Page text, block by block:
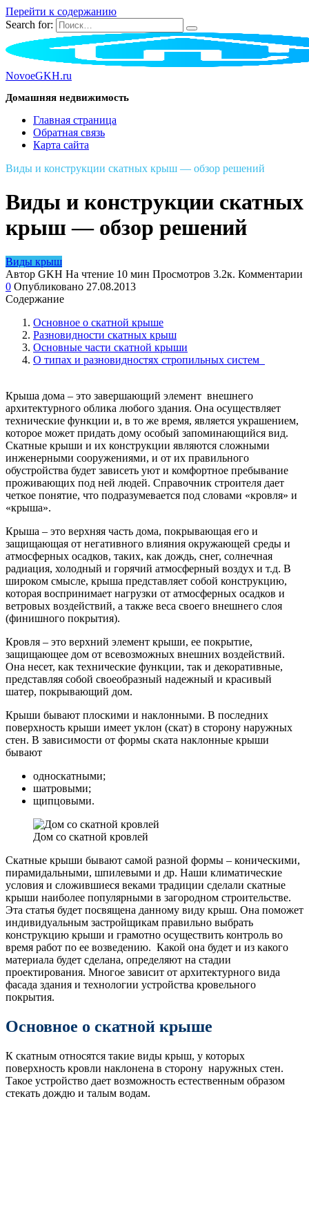
Перейти к содержанию
Search for:
NovoeGKH.ru
Домашняя недвижимость
Главная страница
Обратная связь
Карта сайта
Виды и конструкции скатных крыш — обзор решений
Виды и конструкции скатных
крыш — обзор решений
Виды крыш
Автор GKH На чтение 10 мин Просмотров 3.2к. Комментарии
0 Опубликовано 27.08.2013
Содержание
Основное о скатной крыше
Разновидности скатных крыш
Основные части скатной крыши
О типах и разновидностях стропильных систем
Крыша дома – это завершающий элемент внешнего
архитектурного облика любого здания. Она осуществляет
технические функции и, в то же время, является украшением,
которое может придать дому особый запоминающийся вид.
Скатные крыши и их конструкции являются сложными
инженерными сооружениями, и от их правильного
обустройства будет зависеть уют и комфортное пребывание
проживающих под ней людей. Справочник строителя дает
четкое понятие, что подразумевается под словами «кровля» и
«крыша».
Крыша – это верхняя часть дома, покрывающая его и
защищающая от негативного влияния окружающей среды и
атмосферных осадков, таких, как дождь, снег, солнечная
радиация, холодный и горячий атмосферный воздух и т.д. В
широком смысле, крыша представляет собой конструкцию,
которая воспринимает нагрузки от атмосферных осадков и
ветровых воздействий, а также веса своего внешнего слоя
(финишного покрытия).
Кровля – это верхний элемент крыши, ее покрытие,
защищающее дом от всевозможных внешних воздействий.
Она несет, как технические функции, так и декоративные,
представляя собой своеобразный надежный и красивый
шатер, покрывающий дом.
Крыши бывают плоскими и наклонными. В последних
поверхность крыши имеет уклон (скат) в сторону наружных
стен. В зависимости от формы ската наклонные крыши
бывают
односкатными;
шатровыми;
щипцовыми.
Дом со скатной кровлей
Скатные крыши бывают самой разной формы – коническими,
пирамидальными, шпилевыми и др. Наши климатические
условия и сложившиеся веками традиции сделали скатные
крыши наиболее популярными в загородном строительстве.
Эта статья будет посвящена данному виду крыш. Она поможет
индивидуальным застройщикам правильно выбрать
конструкцию крыши и грамотно осуществить контроль во
время работ по ее возведению. Какой она будет и из какого
материала будет сделана, определяют на стадии
проектирования. Многое зависит от архитектурного вида
фасада здания и технологии устройства кровельного
покрытия.
Основное о скатной крыше
К скатным относятся такие виды крыш, у которых
поверхность кровли наклонена в сторону наружных стен.
Такое устройство дает возможность естественным образом
стекать дождю и талым водам.